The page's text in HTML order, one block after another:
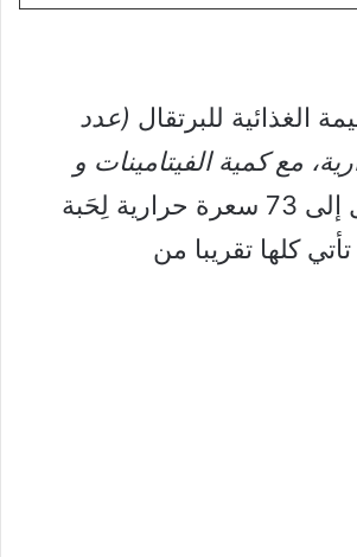
الغذائية للبرتقال (عدد
مع كمية الفيتامينات و
تصل إلى 73 سعرة حرارية لِحَبة
جرام تأتي كلها تقريبا من